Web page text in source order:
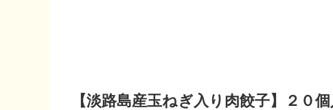
【淡路島産玉ねぎ入り肉餃子】２０